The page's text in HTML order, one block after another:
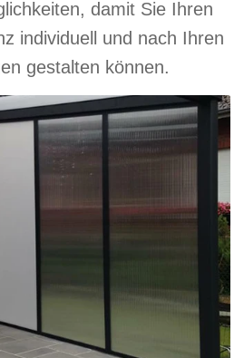
damit Sie Ihren
individuell und nach Ihren
gestalten können.